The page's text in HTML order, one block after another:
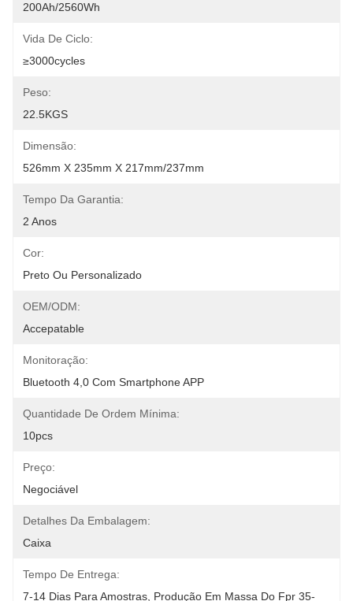
200Ah/2560Wh
Vida De Ciclo:
≥3000cycles
Peso:
22.5KGS
Dimensão:
526mm X 235mm X 217mm/237mm
Tempo Da Garantia:
2 Anos
Cor:
Preto Ou Personalizado
OEM/ODM:
Accepatable
Monitoração:
Bluetooth 4,0 Com Smartphone APP
Quantidade De Ordem Mínima:
10pcs
Preço:
Negociável
Detalhes Da Embalagem:
Caixa
Tempo De Entrega:
7-14 Dias Para Amostras, Produção Em Massa Do Fpr 35-